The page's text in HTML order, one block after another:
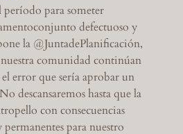
para someter
defectuoso y
la @JuntadePlanificación,
comunidad continúan
error que sería aprobar un
descansaremos hasta que la
con consecuencias
permanentes para nuestro